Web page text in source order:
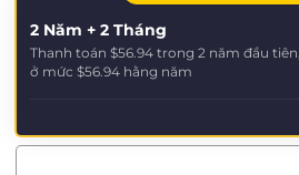
2 Năm + 2 Tháng
Thanh toán $56.94 trong 2 năm đầu
ở mức $56.94 hằng năm